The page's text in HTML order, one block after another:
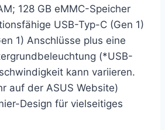
128 GB eMMC-Speicher
USB-Typ-C (Gen 1)
1) Anschlüsse plus eine
(*USB-
kann variieren.
auf der ASUS Website)
Design für vielseitiges